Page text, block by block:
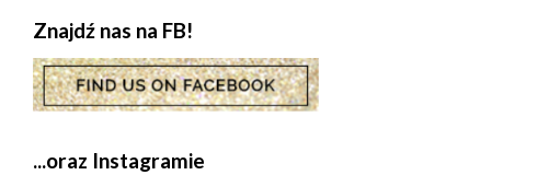
Znajdź nas na FB!
...oraz Instagramie